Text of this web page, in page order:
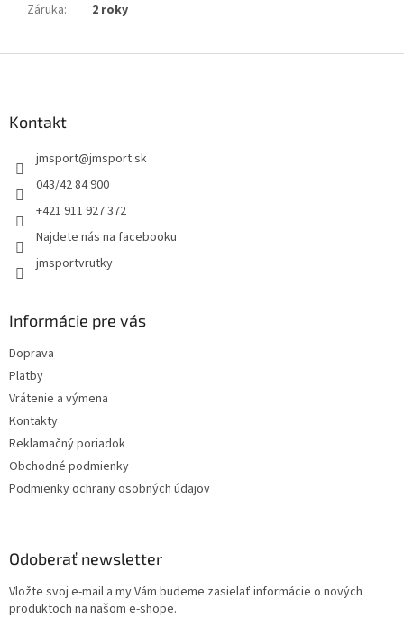
Záruka: 2 roky
Kontakt
jmsport@jmsport.sk
043/42 84 900
+421 911 927 372
Najdete nás na facebooku
jmsportvrutky
Informácie pre vás
Doprava
Platby
Vrátenie a výmena
Kontakty
Reklamačný poriadok
Obchodné podmienky
Podmienky ochrany osobných údajov
Odoberať newsletter
Vložte svoj e-mail a my Vám budeme zasielať informácie o nových
produktoch na našom e-shope.